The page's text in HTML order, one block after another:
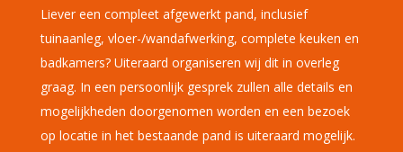
Liever een compleet afgewerkt pand, inclusief
tuinaanleg, vloer-/wandafwerking, complete keuken en
badkamers? Uiteraard organiseren wij dit in overleg
graag. In een persoonlijk gesprek zullen alle details en
mogelijkheden doorgenomen worden en een bezoek
op locatie in het bestaande pand is uiteraard mogelijk.